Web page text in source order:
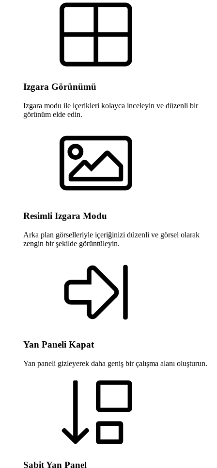
Izgara Görünümü
Izgara modu ile içerikleri kolayca inceleyin ve düzenli bir
görünüm elde edin.
Resimli Izgara Modu
Arka plan görselleriyle içeriğinizi düzenli ve görsel olarak
zengin bir şekilde görüntüleyin.
Yan Paneli Kapat
Yan paneli gizleyerek daha geniş bir çalışma alanı oluşturun.
Sabit Yan Panel